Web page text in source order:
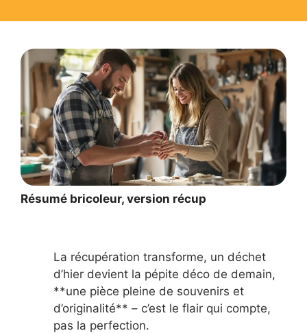
Résumé bricoleur, version récup
La récupération transforme, un déchet
d’hier devient la pépite déco de demain,
**une pièce pleine de souvenirs et
d’originalité** – c’est le flair qui compte,
pas la perfection.